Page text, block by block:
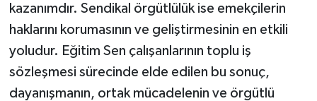
kazanımdır. Sendikal örgütlülük ise emekçilerin
haklarını korumasının ve geliştirmesinin en etkili
yoludur. Eğitim Sen çalışanlarının toplu iş
sözleşmesi sürecinde elde edilen bu sonuç,
dayanışmanın, ortak mücadelenin ve örgütlü